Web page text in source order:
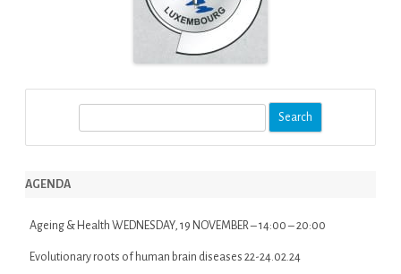
r
h
AGENDA
Ageing & Health WEDNESDAY, 19 NOVEMBER – 14:00 – 20:00
Evolutionary roots of human brain diseases 22-24.02.24